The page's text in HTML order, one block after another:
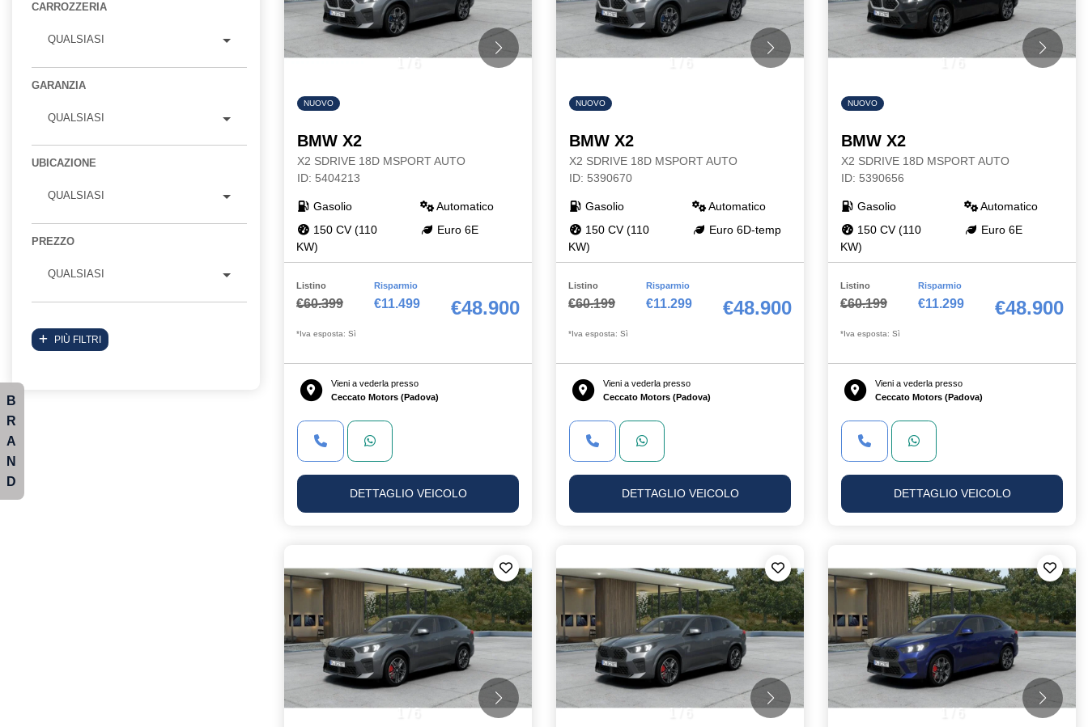
CARROZZERIA
QUALSIASI
GARANZIA
QUALSIASI
UBICAZIONE
QUALSIASI
PREZZO
QUALSIASI
PIÙ FILTRI
1/6
NUOVO
BMW X2
X2 SDRIVE 18D MSPORT AUTO
ID: 5404213
Gasolio
Automatico
150 CV (110
KW)
Euro 6E
Listino
€60.399
Risparmio
€11.499 €48.900
*Iva esposta: Sì
Vieni a vederla presso
Ceccato Motors (Padova)
DETTAGLIO VEICOLO
1/6
NUOVO
BMW X2
X2 SDRIVE 18D MSPORT AUTO
ID: 5390670
Gasolio
Automatico
150 CV (110
KW)
Euro 6D-temp
Listino
€60.199
Risparmio
€11.299 €48.900
*Iva esposta: Sì
Vieni a vederla presso
Ceccato Motors (Padova)
DETTAGLIO VEICOLO
1/6
NUOVO
BMW X2
X2 SDRIVE 18D MSPORT AUTO
ID: 5390656
Gasolio
Automatico
150 CV (110
KW)
Euro 6E
Listino
€60.199
Risparmio
€11.299 €48.900
*Iva esposta: Sì
Vieni a vederla presso
Ceccato Motors (Padova)
DETTAGLIO VEICOLO
1 /6 1 /6 1 /6
B
R
A
N
D